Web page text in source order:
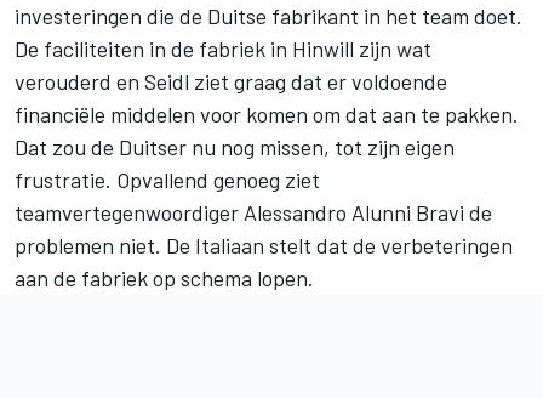
investeringen die de Duitse fabrikant in het team doet.
De faciliteiten in de fabriek in Hinwill zijn wat
verouderd en Seidl ziet graag dat er voldoende
financiële middelen voor komen om dat aan te pakken.
Dat zou de Duitser nu nog missen, tot zijn eigen
frustratie. Opvallend genoeg ziet
teamvertegenwoordiger Alessandro Alunni Bravi de
problemen niet. De Italiaan stelt dat de verbeteringen
aan de fabriek op schema lopen.